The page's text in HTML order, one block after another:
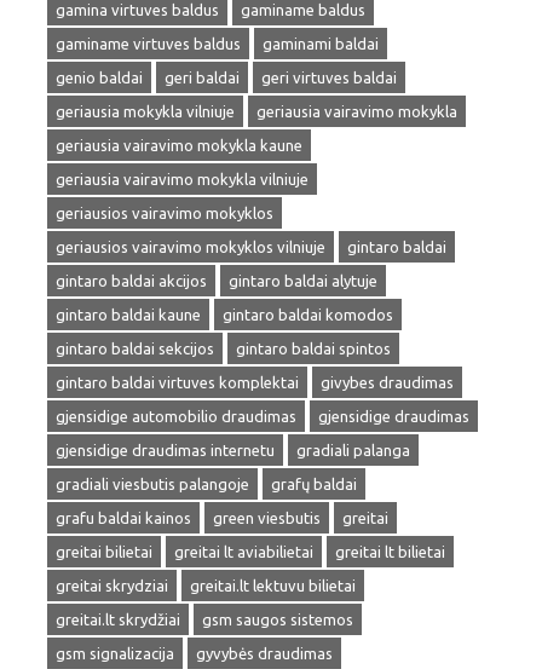
gamina virtuves baldus
gaminame baldus
gaminame virtuves baldus
gaminami baldai
genio baldai
geri baldai
geri virtuves baldai
geriausia mokykla vilniuje
geriausia vairavimo mokykla
geriausia vairavimo mokykla kaune
geriausia vairavimo mokykla vilniuje
geriausios vairavimo mokyklos
geriausios vairavimo mokyklos vilniuje
gintaro baldai
gintaro baldai akcijos
gintaro baldai alytuje
gintaro baldai kaune
gintaro baldai komodos
gintaro baldai sekcijos
gintaro baldai spintos
gintaro baldai virtuves komplektai
givybes draudimas
gjensidige automobilio draudimas
gjensidige draudimas
gjensidige draudimas internetu
gradiali palanga
gradiali viesbutis palangoje
grafų baldai
grafu baldai kainos
green viesbutis
greitai
greitai bilietai
greitai lt aviabilietai
greitai lt bilietai
greitai skrydziai
greitai.lt lektuvu bilietai
greitai.lt skrydžiai
gsm saugos sistemos
gsm signalizacija
gyvybės draudimas